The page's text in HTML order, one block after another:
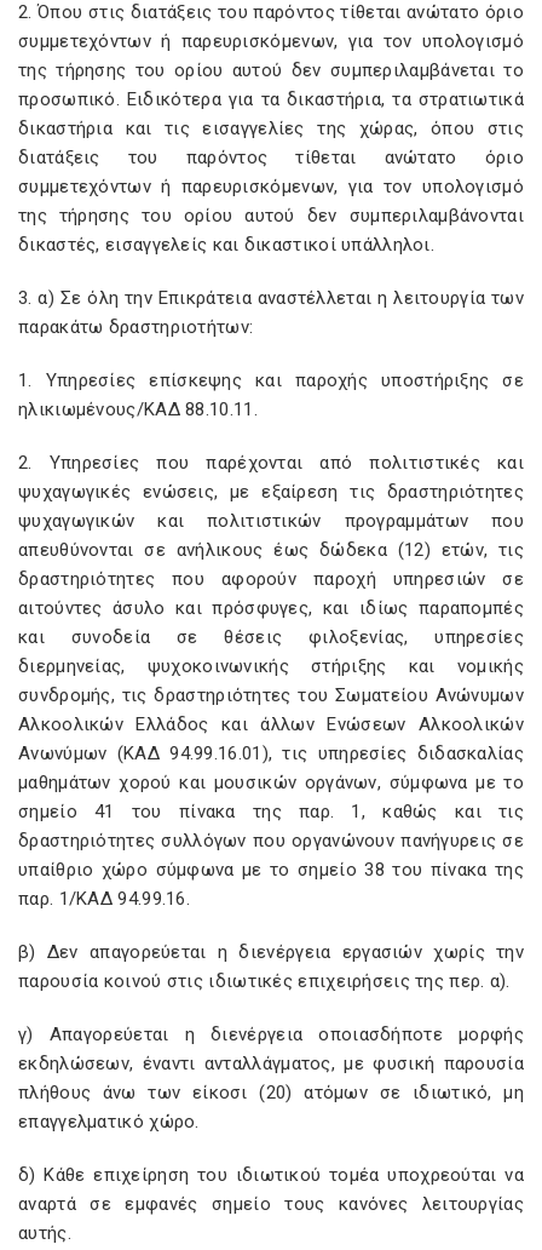
2. Όπου στις διατάξεις του παρόντος τίθεται ανώτατο όριο
συμμετεχόντων ή παρευρισκόμενων, για τον υπολογισμό
της τήρησης του ορίου αυτού δεν συμπεριλαμβάνεται το
προσωπικό. Ειδικότερα για τα δικαστήρια, τα στρατιωτικά
δικαστήρια και τις εισαγγελίες της χώρας, όπου στις
διατάξεις του παρόντος τίθεται ανώτατο όριο
συμμετεχόντων ή παρευρισκόμενων, για τον υπολογισμό
της τήρησης του ορίου αυτού δεν συμπεριλαμβάνονται
δικαστές, εισαγγελείς και δικαστικοί υπάλληλοι.
3. α) Σε όλη την Επικράτεια αναστέλλεται η λειτουργία των
παρακάτω δραστηριοτήτων:
1. Υπηρεσίες επίσκεψης και παροχής υποστήριξης σε
ηλικιωμένους/ΚΑΔ 88.10.11.
2. Υπηρεσίες που παρέχονται από πολιτιστικές και
ψυχαγωγικές ενώσεις, με εξαίρεση τις δραστηριότητες
ψυχαγωγικών και πολιτιστικών προγραμμάτων που
απευθύνονται σε ανήλικους έως δώδεκα (12) ετών, τις
δραστηριότητες που αφορούν παροχή υπηρεσιών σε
αιτούντες άσυλο και πρόσφυγες, και ιδίως παραπομπές
και συνοδεία σε θέσεις φιλοξενίας, υπηρεσίες
διερμηνείας, ψυχοκοινωνικής στήριξης και νομικής
συνδρομής, τις δραστηριότητες του Σωματείου Ανώνυμων
Αλκοολικών Ελλάδος και άλλων Ενώσεων Αλκοολικών
Ανωνύμων (ΚΑΔ 94.99.16.01), τις υπηρεσίες διδασκαλίας
μαθημάτων χορού και μουσικών οργάνων, σύμφωνα με το
σημείο 41 του πίνακα της παρ. 1, καθώς και τις
δραστηριότητες συλλόγων που οργανώνουν πανήγυρεις σε
υπαίθριο χώρο σύμφωνα με το σημείο 38 του πίνακα της
παρ. 1/ΚΑΔ 94.99.16.
β) Δεν απαγορεύεται η διενέργεια εργασιών χωρίς την
παρουσία κοινού στις ιδιωτικές επιχειρήσεις της περ. α).
γ) Απαγορεύεται η διενέργεια οποιασδήποτε μορφής
εκδηλώσεων, έναντι ανταλλάγματος, με φυσική παρουσία
πλήθους άνω των είκοσι (20) ατόμων σε ιδιωτικό, μη
επαγγελματικό χώρο.
δ) Κάθε επιχείρηση του ιδιωτικού τομέα υποχρεούται να
αναρτά σε εμφανές σημείο τους κανόνες λειτουργίας
αυτής.